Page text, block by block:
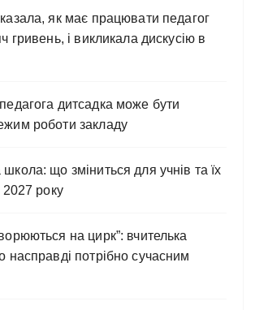
як має працювати педагог
гривень, і викликала дискусію в
дитсадка може бути
роботи закладу
що зміниться для учнів та їх
2027 року
на цирк”: вчителька
насправді потрібно сучасним